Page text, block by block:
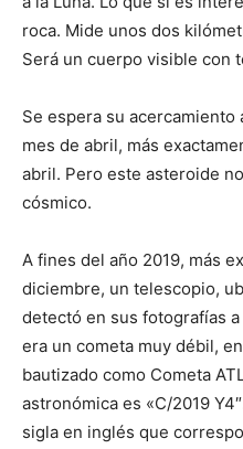
roca. Mide unos dos
Será un cuerpo visible con
Se espera su
mes de abril, más
abril. Pero este asteroide
cósmico.
A fines del año 2019, más
diciembre, un telescopio,
detectó en sus fotografías
era un cometa muy débil,
bautizado como Cometa
astronómica es «C/2019
sigla en inglés que